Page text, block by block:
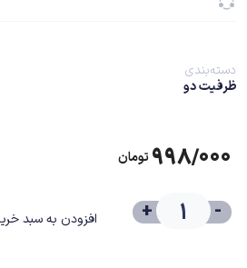
دسته‌بندی
ظرفیت دو
۹۹۸/۰۰۰ تومان
-
+ افزودن به سبد